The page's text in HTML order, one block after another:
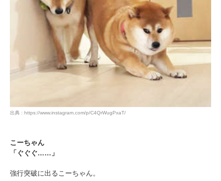
出典 : https://www.instagram.com/p/C4QrWugPxaT/
こーちゃん
「ぐぐぐ……」
強行突破に出るこーちゃん。